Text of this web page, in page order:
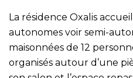
La résidence Oxalis
autonomes voir semi-
maisonnées de 12
organisés autour d’une